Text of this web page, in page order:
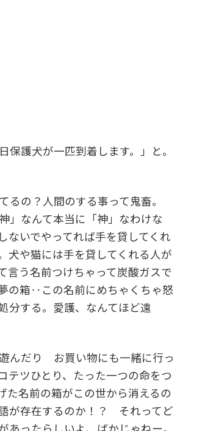
護犬が一匹到着します。」と。
の？人間のする事って鬼畜。
」なんて本当に「神」なわけな
いでやってれば手を貸してくれ
犬や猫には手を貸してくれる人が
言う名前つけちゃって炭酸ガスで
の箱‥この名前にめちゃくちゃ怒
分する。愛護、なんてほど遠
んだり お買い物にも一緒に行っ
ツひとり、たった一つの命をつ
た名前の箱がこの世から消えるの
が存在するのか！？ それってど